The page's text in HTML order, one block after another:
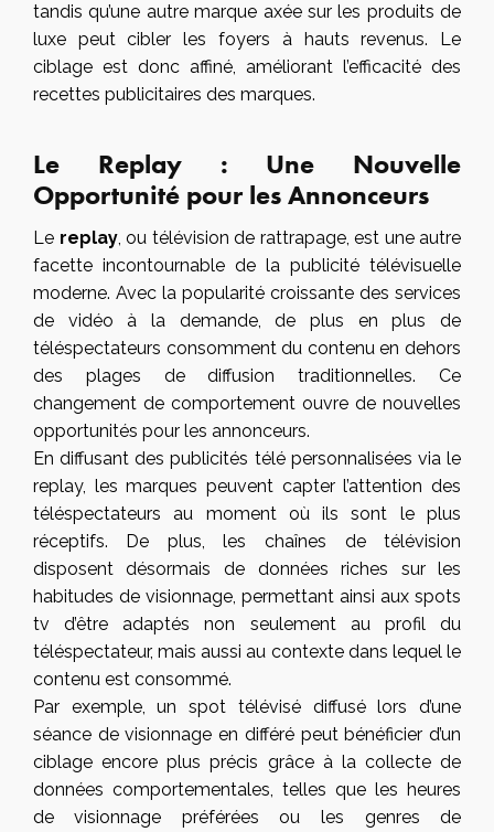
tandis qu’une autre marque axée sur les produits de
luxe peut cibler les foyers à hauts revenus. Le
ciblage est donc affiné, améliorant l’efficacité des
recettes publicitaires des marques.
Le Replay : Une Nouvelle
Opportunité pour les Annonceurs
Le replay, ou télévision de rattrapage, est une autre
facette incontournable de la publicité télévisuelle
moderne. Avec la popularité croissante des services
de vidéo à la demande, de plus en plus de
téléspectateurs consomment du contenu en dehors
des plages de diffusion traditionnelles. Ce
changement de comportement ouvre de nouvelles
opportunités pour les annonceurs.
En diffusant des publicités télé personnalisées via le
replay, les marques peuvent capter l’attention des
téléspectateurs au moment où ils sont le plus
réceptifs. De plus, les chaînes de télévision
disposent désormais de données riches sur les
habitudes de visionnage, permettant ainsi aux spots
tv d’être adaptés non seulement au profil du
téléspectateur, mais aussi au contexte dans lequel le
contenu est consommé.
Par exemple, un spot télévisé diffusé lors d’une
séance de visionnage en différé peut bénéficier d’un
ciblage encore plus précis grâce à la collecte de
données comportementales, telles que les heures
de visionnage préférées ou les genres de